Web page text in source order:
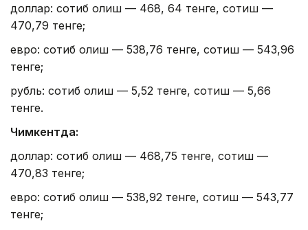
доллар: сотиб олиш — 468, 64 тенге, сотиш —
470,79 тенге;
евро: сотиб олиш — 538,76 тенге, сотиш — 543,96
тенге;
рубль: сотиб олиш — 5,52 тенге, сотиш — 5,66
тенге.
Чимкентда:
доллар: сотиб олиш — 468,75 тенге, сотиш —
470,83 тенге;
евро: сотиб олиш — 538,92 тенге, сотиш — 543,77
тенге;